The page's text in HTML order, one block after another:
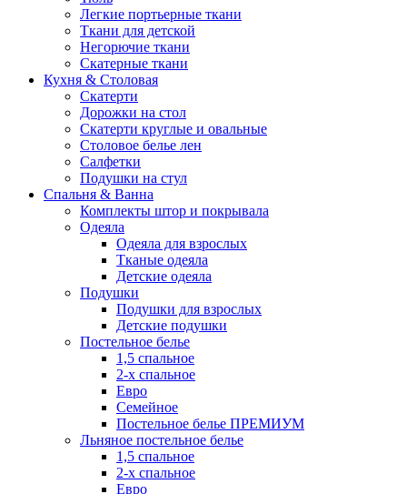
Легкие портьерные ткани
Ткани для детской
Негорючие ткани
Скатерные ткани
Кухня & Столовая
Скатерти
Дорожки на стол
Скатерти круглые и овальные
Столовое белье лен
Салфетки
Подушки на стул
Спальня & Ванна
Комплекты штор и покрывала
Одеяла
Одеяла для взрослых
Тканые одеяла
Детские одеяла
Подушки
Подушки для взрослых
Детские подушки
Постельное белье
1,5 спальное
2-х спальное
Евро
Семейное
Постельное белье ПРЕМИУМ
Льняное постельное белье
1,5 спальное
2-х спальное
Евро